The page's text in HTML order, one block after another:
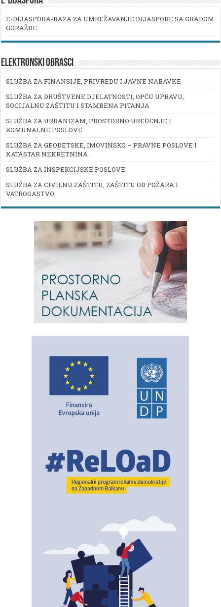
E-DIJASPORA-BAZA ZA UMREŽAVANJE DIJASPORE SA GRADOM
GORAŽDE
ELEKTRONSKI OBRASCI
SLUŽBA ZA FINANSIJE, PRIVREDU I JAVNE NABAVKE
SLUŽBA ZA DRUŠTVENE DJELATNOSTI, OPĆU UPRAVU,
SOCIJALNU ZAŠTITU I STAMBENA PITANJA
SLUŽBA ZA URBANIZAM, PROSTORNO UREĐENJE I
KOMUNALNE POSLOVE
SLUŽBA ZA GEODETSKE, IMOVINSKO – PRAVNE POSLOVE I
KATASTAR NEKRETNINA
SLUŽBA ZA INSPEKCIJSKE POSLOVE
SLUŽBA ZA CIVILNU ZAŠTITU, ZAŠTITU OD POŽARA I
VATROGASTVO